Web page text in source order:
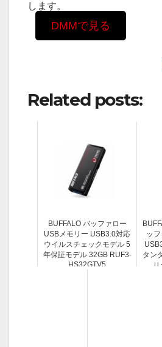
します。
DMMで見る
Related posts:
BUFFALO バッファロー
USBメモリー USB3.0対応
ウイルスチェックモデル 5
年保証モデル 32GB RUF3-
HS32GTV5
ッ
タン